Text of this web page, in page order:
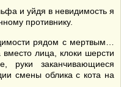
и уйдя в невидимость я
противнику.
рядом с мертвым…
лица, клоки шерсти
руки заканчивающиеся
смены облика с кота на